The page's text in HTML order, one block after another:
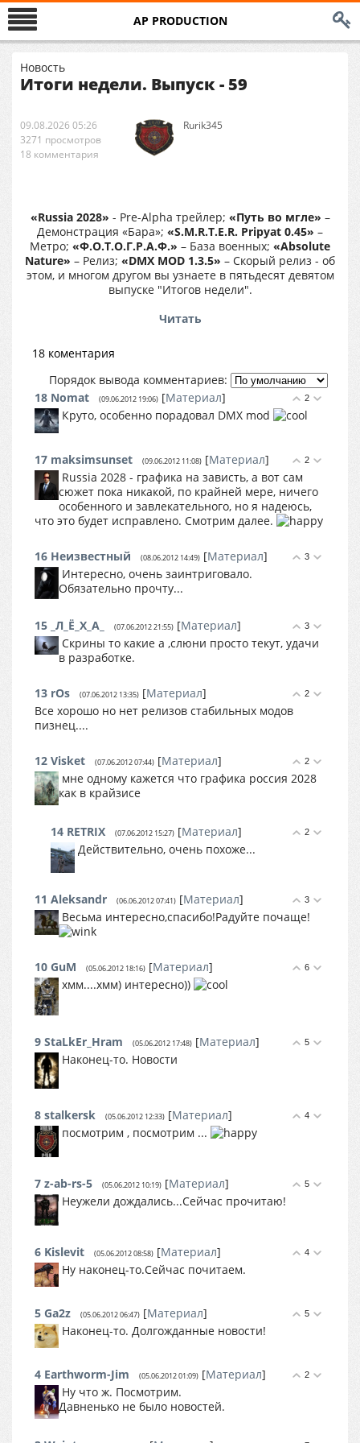
AP PRODUCTION
Новость
Итоги недели. Выпуск - 59
09.08.2026 05:26
3271 просмотров
18 комментария
Rurik345
«Russia 2028» - Pre-Alpha трейлер; «Путь во мгле» –
Демонстрация «Бара»; «S.M.R.T.E.R. Pripyat 0.45» –
Метро; «Ф.О.Т.О.Г.Р.А.Ф.» – База военных; «Absolute
Nature» – Релиз; «DMX MOD 1.3.5» – Скорый релиз - об
этом, и многом другом вы узнаете в пятьдесят девятом
выпуске "Итогов недели".
Читать
18 коментария
Порядок вывода комментариев:
2
18 Nomat (09.06.2012 19:06) [Материал]
Круто, особенно порадовал DMX mod
2
17 maksimsunset (09.06.2012 11:08) [Материал]
Russia 2028 - графика на зависть, а вот сам
сюжет пока никакой, по крайней мере, ничего
особенного и завлекательного, но я надеюсь,
что это будет исправлено. Смотрим далее.
3
16 Неизвестный (08.06.2012 14:49) [Материал]
Интересно, очень заинтриговало.
Обязательно прочту...
3
15 _Л_Ё_Х_А_ (07.06.2012 21:55) [Материал]
Скрины то какие а ,слюни просто текут, удачи
в разработке.
2
13 rOs (07.06.2012 13:35) [Материал]
Все хорошо но нет релизов стабильных модов
пизнец....
2
12 Visket (07.06.2012 07:44) [Материал]
мне одному кажется что графика россия 2028
как в крайзисе
2
14 RETRIX (07.06.2012 15:27) [Материал]
Действительно, очень похоже...
3
11 Aleksandr (06.06.2012 07:41) [Материал]
Весьма интересно,спасибо!Радуйте почаще!
6
10 GuM (05.06.2012 18:16) [Материал]
хмм....хмм) интересно))
5
9 StaLkEr_Hram (05.06.2012 17:48) [Материал]
Наконец-то. Новости
4
8 stalkersk (05.06.2012 12:33) [Материал]
посмотрим , посмотрим ...
5
7 z-ab-rs-5 (05.06.2012 10:19) [Материал]
Неужели дождались...Сейчас прочитаю!
4
6 Kislevit (05.06.2012 08:58) [Материал]
Ну наконец-то.Сейчас почитаем.
5
5 Ga2z (05.06.2012 06:47) [Материал]
Наконец-то. Долгожданные новости!
2
4 Earthworm-Jim (05.06.2012 01:09) [Материал]
Ну что ж. Посмотрим.
Давненько не было новостей.